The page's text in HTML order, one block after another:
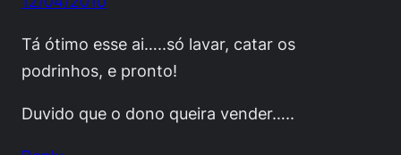
Tá ótimo esse ai…..só lavar, catar os
podrinhos, e pronto!
Duvido que o dono queira vender…..